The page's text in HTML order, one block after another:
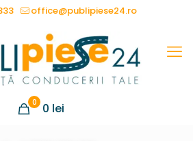
office@publipiese24.ro
0 0 lei